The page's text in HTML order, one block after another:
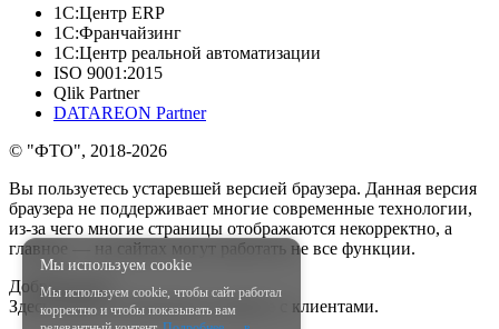
1С:Центр ERP
1С:Франчайзинг
1С:Центр реальной автоматизации
ISO 9001:2015
Qlik Partner
DATAREON Partner
© "ФТО", 2018-2026
Вы пользуетесь устаревшей версией браузера. Данная версия
браузера не поддерживает многие современные технологии,
из-за чего многие страницы отображаются некорректно, а
главное — на сайтах могут работать не все функции.
Добрый день!
Здесь Даниил, менеджер по работе с клиентами.
Мы используем cookie
Мы используем cookie, чтобы сайт работал
корректно и чтобы показывать вам